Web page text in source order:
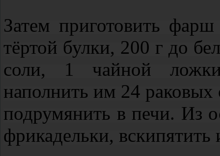
Затем приготовить
тёртой булки, 200 г до
соли, 1 чайной ложки
наполнить им 24 раковых
подрумянить в печи. Из
фрикадельки,